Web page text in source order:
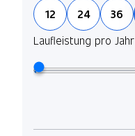
12 24 36
Laufleistung pro Jahr